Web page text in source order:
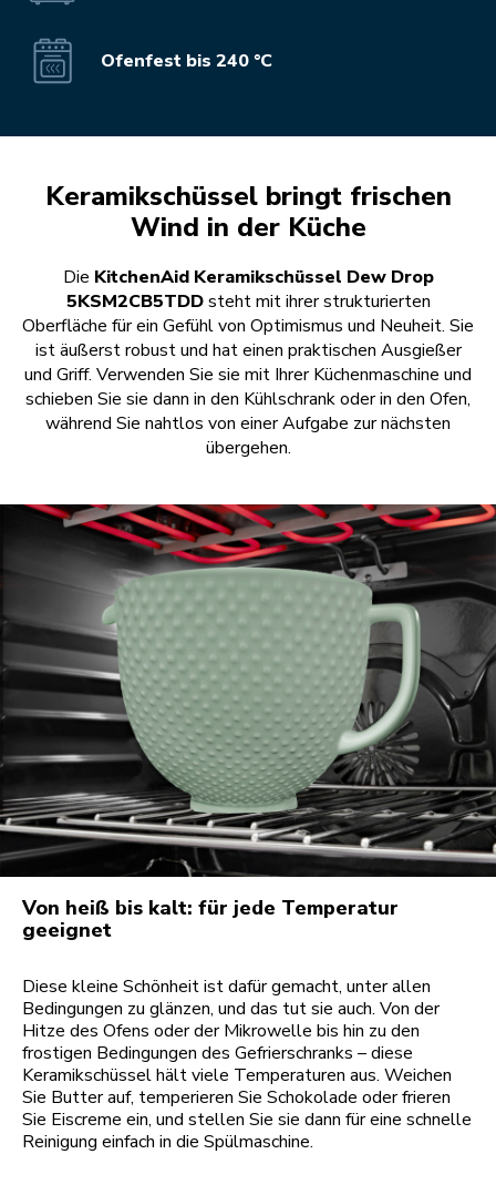
Ofenfest bis 240 °C
Keramikschüssel bringt frischen
Wind in der Küche
Die KitchenAid Keramikschüssel Dew Drop
5KSM2CB5TDDsteht mit ihrer strukturierten
Oberfläche für ein Gefühl von Optimismus und Neuheit. Sie
ist äußerst robust und hat einen praktischen Ausgießer
und Griff. Verwenden Sie sie mit Ihrer Küchenmaschine und
schieben Sie sie dann in den Kühlschrank oder in den Ofen,
während Sie nahtlos von einer Aufgabe zur nächsten
übergehen.
Von heiß bis kalt: für jede Temperatur
geeignet
Diese kleine Schönheit ist dafür gemacht, unter allen
Bedingungen zu glänzen, und das tut sie auch. Von der
Hitze des Ofens oder der Mikrowelle bis hin zu den
frostigen Bedingungen des Gefrierschranks – diese
Keramikschüssel hält viele Temperaturen aus. Weichen
Sie Butter auf, temperieren Sie Schokolade oder frieren
Sie Eiscreme ein, und stellen Sie sie dann für eine schnelle
Reinigung einfach in die Spülmaschine.